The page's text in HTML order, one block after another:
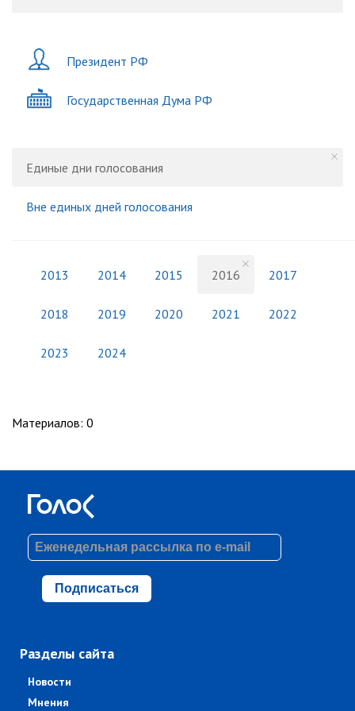
Президент РФ
Государственная Дума РФ
Единые дни голосования
Вне единых дней голосования
2013 2014 2015 2016 2017
2018 2019 2020 2021 2022
2023 2024
Материалов: 0
Подписаться
Разделы сайта
Новости
Мнения